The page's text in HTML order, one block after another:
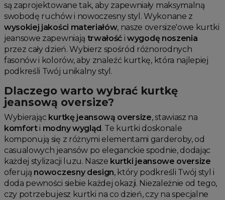
Różowy Październik
Black Friday
Cyber Monday
Black Week
Wyprzedaż noworoczna
są zaprojektowane tak, aby zapewniały maksymalną
swobodę ruchów i nowoczesny styl. Wykonane z
wysokiej jakości materiałów, nasze oversize'owe kurtki
jeansowe zapewniają trwałość iwygodę noszenia
przez cały dzień. Wybierz spośród różnorodnych
fasonów i kolorów, aby znaleźć kurtkę, która najlepiej
podkreśli Twój unikalny styl.
Dlaczego warto wybrać kurtkę
jeansową oversize?
Wybierając kurtkę jeansową oversize, stawiasz na
komforti modny wygląd . Te kurtki doskonale
komponują się z różnymi elementami garderoby, od
casualowych jeansów po eleganckie spodnie, dodając
każdej stylizacji luzu. Nasze kurtki jeansowe oversize
oferują nowoczesny design, który podkreśli Twój styl i
doda pewności siebie każdej okazji. Niezależnie od tego,
czy potrzebujesz kurtki na co dzień, czy na specjalne